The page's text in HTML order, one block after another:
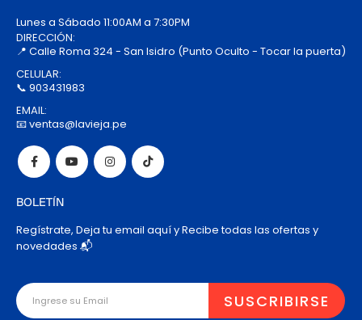
Lunes a Sábado 11:00AM a 7:30PM
DIRECCIÓN:
📍 Calle Roma 324 - San Isidro (Punto Oculto - Tocar la puerta)
CELULAR:
📞 903431983
EMAIL:
📧 ventas@lavieja.pe
BOLETÍN
Regístrate, Deja tu email aquí y Recibe todas las ofertas y
novedades 📬